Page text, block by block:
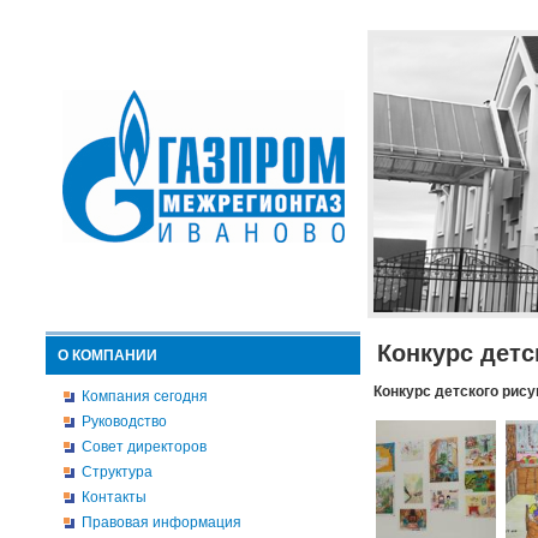
О КОМПАНИИ
Компания сегодня
Руководство
Совет директоров
Структура
Контакты
Правовая информация
Конкурс
Конкурс детского